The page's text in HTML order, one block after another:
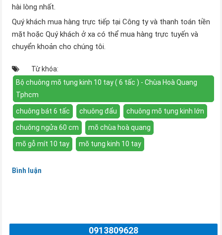
hài lòng nhất.
Quý khách mua hàng trực tiếp tại Công ty và thanh toán tiền
mặt hoặc Quý khách ở xa có thể mua hàng trực tuyến và
chuyển khoản cho chúng tôi.
Từ khóa:
Bộ chuông mõ tụng kinh 10 tay ( 6 tấc ) - Chùa Hoà Quang
Tphcm
chuông bát 6 tấc chuông đẩu chuông mõ tụng kinh lớn
chuông ngửa 60 cm mõ chùa hoà quang
mõ gỗ mít 10 tay mõ tụng kinh 10 tay
Bình luận
0913809628